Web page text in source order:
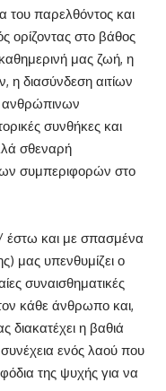
του παρελθόντος και
ορίζοντας στο βάθος
μας ζωή, η
η διασύνδεση αιτίων
ανθρώπινων
συνθήκες και
σθεναρή
συμπεριφορών στο
και με σπασμένα
μας υπενθυμίζει ο
συναισθηματικές
κάθε άνθρωπο και,
διακατέχει η βαθιά
ενός λαού που
της ψυχής για να